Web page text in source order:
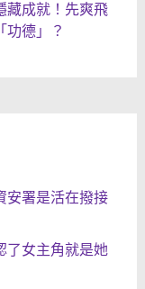
藏成就！先爽飛
功德」？
安署是活在撥接
了女主角就是她